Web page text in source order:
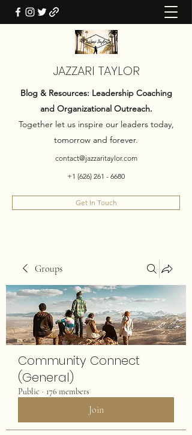
JAZZARI TAYLOR
Blog & Resources: Leadership Coaching
and Organizational Outreach.
Together let us inspire our leaders today,
tomorrow and forever.
contact@jazzaritaylor.com
+1 (626) 261 - 6680
Get In Touch
Groups
Community Connect
(General)
Public · 176 members
Join